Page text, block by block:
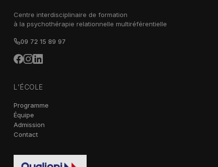
Centre interdisciplinaire de formation
à la psychothérapie relationnelle multiréférentielle
09 72 15 89 97
L'ÉCOLE
Programme
Équipe
Admission
Contact